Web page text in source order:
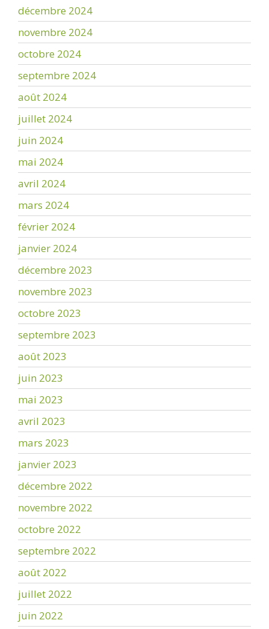
décembre 2024
novembre 2024
octobre 2024
septembre 2024
août 2024
juillet 2024
juin 2024
mai 2024
avril 2024
mars 2024
février 2024
janvier 2024
décembre 2023
novembre 2023
octobre 2023
septembre 2023
août 2023
juin 2023
mai 2023
avril 2023
mars 2023
janvier 2023
décembre 2022
novembre 2022
octobre 2022
septembre 2022
août 2022
juillet 2022
juin 2022